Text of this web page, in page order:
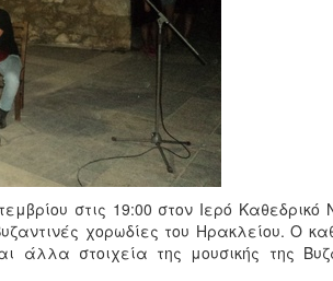
στις 19:00 στον Ιερό Καθεδρικό
χορωδίες του Ηρακλείου. Ο
άλλα στοιχεία της μουσικής της